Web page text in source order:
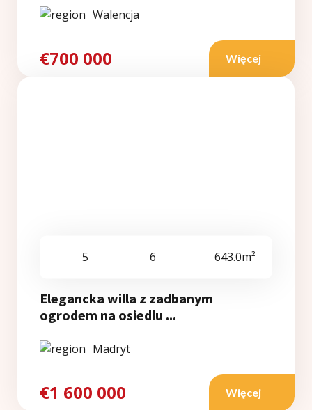
Walencja
€700 000 Więcej
5 6 643.0m²
Elegancka willa z zadbanym
ogrodem na osiedlu ...
Madryt
€1 600 000 Więcej